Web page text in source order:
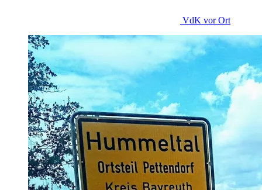
VdK vor Ort